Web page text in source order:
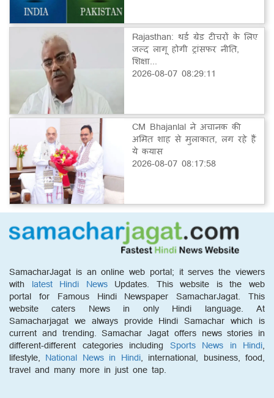
Rajasthan: थर्ड ग्रेड टीचरों के लिए
जल्द लागू होगी ट्रांसफर नीति,
शिक्षा...
2026-08-07 08:29:11
CM Bhajanlal ने अचानक की
अमित शाह से मुलाकात, लग रहे हैं
ये कयास
2026-08-07 08:17:58
SamacharJagat is an online web portal; it serves the viewers
with latest Hindi NewsUpdates. This website is the web
portal for Famous Hindi Newspaper SamacharJagat. This
website caters News in only Hindi language. At
Samacharjagat we always provide Hindi Samachar which is
current and trending. Samachar Jagat offers news stories in
different-different categories including Sports News in Hindi,
lifestyle, National News in Hindi, international, business, food,
travel and many more in just one tap.